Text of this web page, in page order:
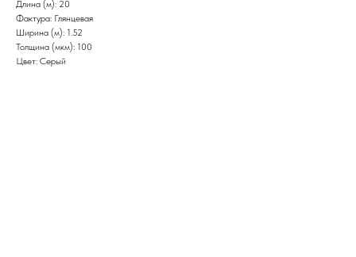
Длина (м): 20
Фактура: Глянцевая
Ширина (м): 1.52
Толщина (мкм): 100
Цвет: Серый